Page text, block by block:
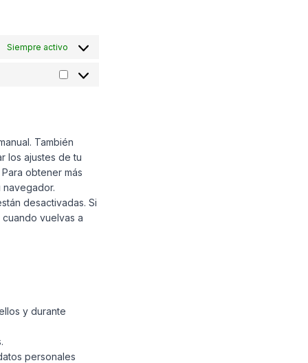
Siempre activo
Marketing
También
los ajustes de tu
obtener más
navegador.
desactivadas. Si
vuelvas a
y durante
personales